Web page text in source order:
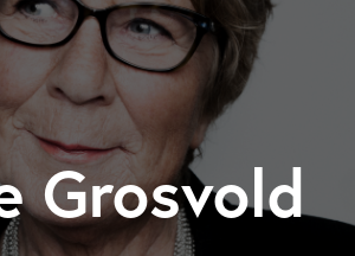
Grosvold